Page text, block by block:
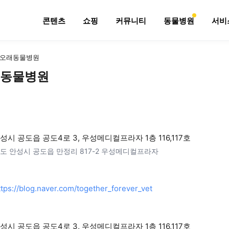
콘텐츠 쇼핑 커뮤니티 동물병원 서비
래동물병원
물병원
시 공도읍 공도4로 3, 우성메디컬프라자 1층 116,117호
안성시 공도읍 만정리 817-2 우성메디컬프라자
blog.naver.com/together_forever_vet
시 공도읍 공도4로 3, 우성메디컬프라자 1층 116,117호